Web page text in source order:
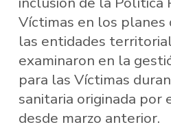
Víctimas en los
las entidades
examinaron en la
para las Víctimas
sanitaria originada por
desde marzo anterior.